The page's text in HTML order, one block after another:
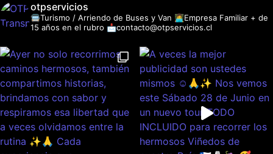
otpservicios
🚍Turismo / Arriendo de Buses y Van 👩‍💻Empresa Familiar + de
15 años en el rubro 📩contacto@otpservicios.cl